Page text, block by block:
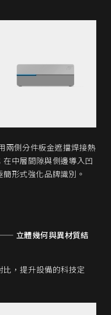
兩側分件板金遮擋焊接熱
中層間隙與側邊導入凹
形式強化品牌識別。
立體幾何與異材質結
，提升設備的科技定